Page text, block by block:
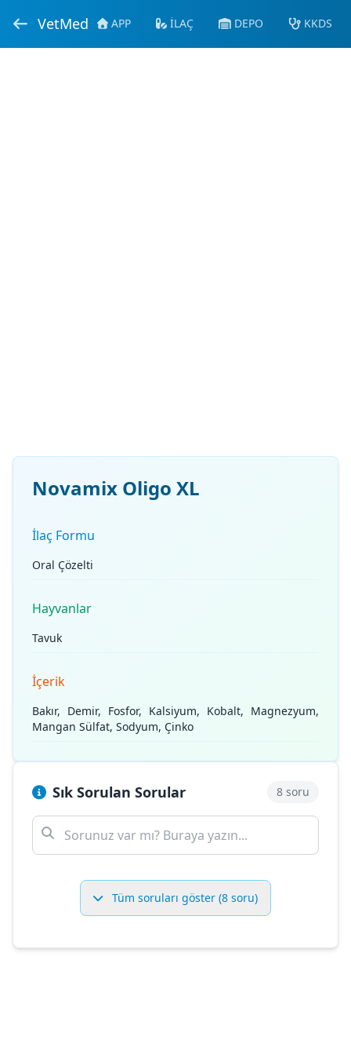
VetMed APP İLAÇ DEPO KKDS
Novamix Oligo XL
İlaç Formu
Oral Çözelti
Hayvanlar
Tavuk
İçerik
Bakır, Demir, Fosfor, Kalsiyum, Kobalt, Magnezyum,
Mangan Sülfat, Sodyum, Çinko
Sık Sorulan Sorular 8 soru
Tüm soruları göster (8 soru)